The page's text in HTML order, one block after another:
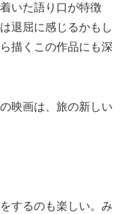
いた語り口が特徴
退屈に感じるかもし
描くこの作品にも深
映画は、旅の新しい
するのも楽しい。み